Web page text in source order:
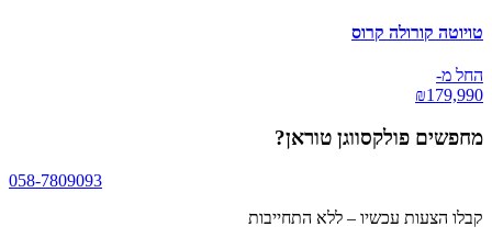
טויוטה קורולה קרוס
החל מ-
₪179,990
מחפשים פולקסווגן טוראן?
058-7809093
קבלו הצעות עכשיו – ללא התחייבות